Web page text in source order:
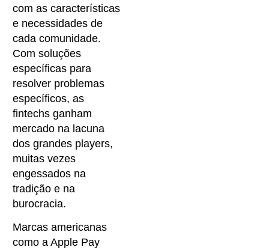
com as características
e necessidades de
cada comunidade.
Com soluções
específicas para
resolver problemas
específicos, as
fintechs ganham
mercado na lacuna
dos grandes players,
muitas vezes
engessados na
tradição e na
burocracia.
Marcas americanas
como a Apple Pay